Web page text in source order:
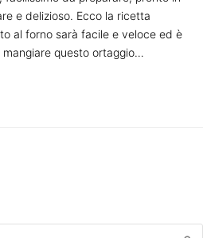
e delizioso. Ecco la ricetta
al forno sarà facile e veloce ed è
questo ortaggio…